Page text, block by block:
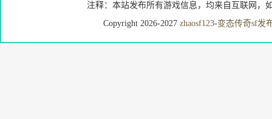
注释：本站发布所有游戏信息，均来自互联网，
Copyright 2026-2027 zhaosf123-变态传奇sf发